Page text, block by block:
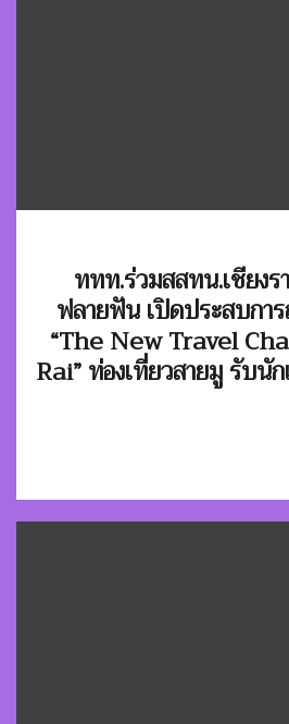
ททท.ร่วมสสทน.เชียง
ฟลายฟัน เปิดประสบกา
“The New Travel
Rai” ท่องเที่ยวสายมู รับนั